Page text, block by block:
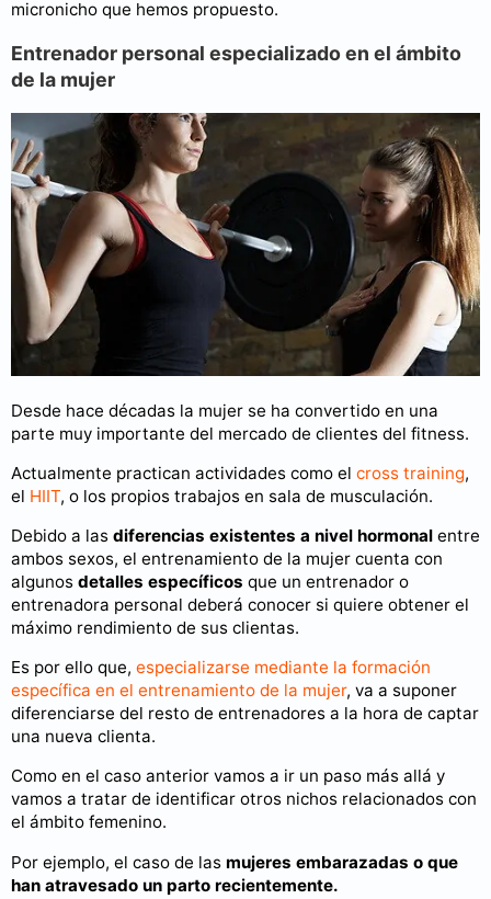
micronicho que hemos propuesto.
Entrenador personal especializado en el ámbito
de la mujer
Desde hace décadas la mujer se ha convertido en una
parte muy importante del mercado de clientes del fitness.
Actualmente practican actividades como el cross training,
el HIIT, o los propios trabajos en sala de musculación.
Debido a las diferencias existentes a nivel hormonal entre
ambos sexos, el entrenamiento de la mujer cuenta con
algunos detalles específicos que un entrenador o
entrenadora personal deberá conocer si quiere obtener el
máximo rendimiento de sus clientas.
Es por ello que, especializarse mediante la formación
específica en el entrenamiento de la mujer, va a suponer
diferenciarse del resto de entrenadores a la hora de captar
una nueva clienta.
Como en el caso anterior vamos a ir un paso más allá y
vamos a tratar de identificar otros nichos relacionados con
el ámbito femenino.
Por ejemplo, el caso de las mujeres embarazadas o que
han atravesado un parto recientemente.